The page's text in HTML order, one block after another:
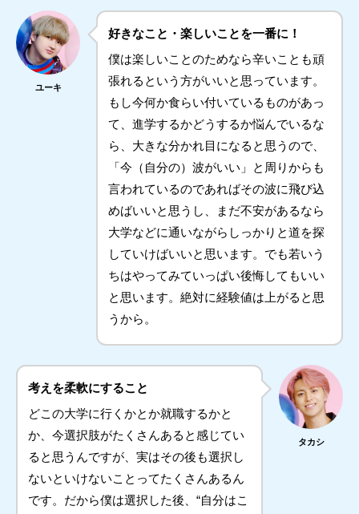
ユーキ
好きなこと・楽しいことを一番に！
僕は楽しいことのためなら辛いことも頑
張れるという方がいいと思っています。
もし今何か食らい付いているものがあっ
て、進学するかどうするか悩んでいるな
ら、大きな分かれ目になると思うので、
「今（自分の）波がいい」と周りからも
言われているのであればその波に飛び込
めばいいと思うし、まだ不安があるなら
大学などに通いながらしっかりと道を探
していけばいいと思います。でも若いう
ちはやってみていっぱい後悔してもいい
と思います。絶対に経験値は上がると思
うから。
考えを柔軟にすること
どこの大学に行くかとか就職するかと
か、今選択肢がたくさんあると感じてい
ると思うんですが、実はその後も選択し
ないといけないことってたくさんあるん
です。だから僕は選択した後、“自分はこ
タカシ